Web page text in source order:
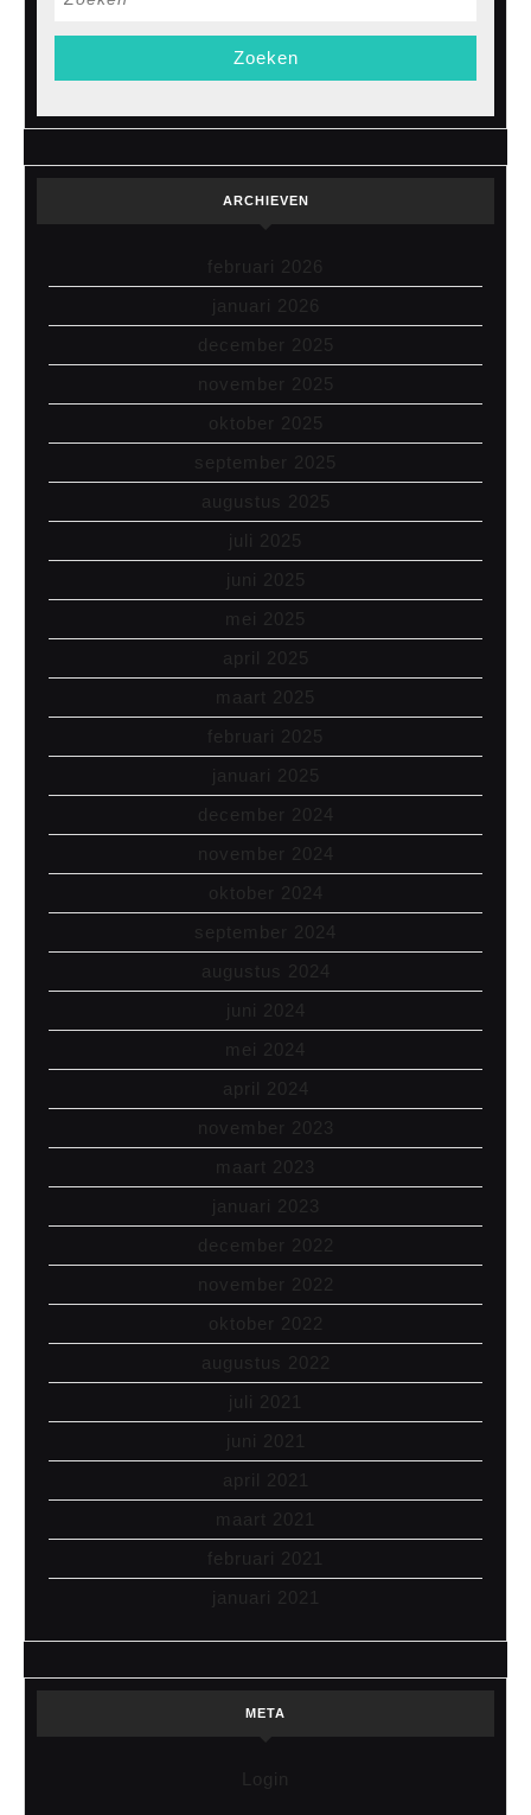
ARCHIEVEN
februari 2026
januari 2026
december 2025
november 2025
oktober 2025
september 2025
augustus 2025
juli 2025
juni 2025
mei 2025
april 2025
maart 2025
februari 2025
januari 2025
december 2024
november 2024
oktober 2024
september 2024
augustus 2024
juni 2024
mei 2024
april 2024
november 2023
maart 2023
januari 2023
december 2022
november 2022
oktober 2022
augustus 2022
juli 2021
juni 2021
april 2021
maart 2021
februari 2021
januari 2021
META
Login